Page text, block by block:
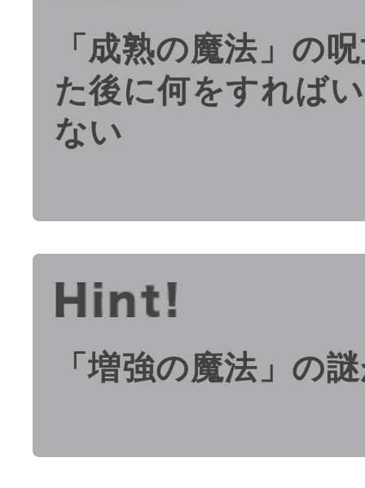
「成熟の魔法」の
た後に何をすれば
ない
「増強の魔法」の